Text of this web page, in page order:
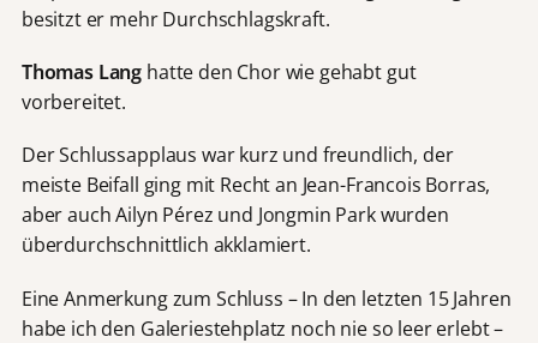
besitzt er mehr Durchschlagskraft.
Thomas Lang hatte den Chor wie gehabt gut
vorbereitet.
Der Schlussapplaus war kurz und freundlich, der
meiste Beifall ging mit Recht an Jean-Francois Borras,
aber auch Ailyn Pérez und Jongmin Park wurden
überdurchschnittlich akklamiert.
Eine Anmerkung zum Schluss – In den letzten 15 Jahren
habe ich den Galeriestehplatz noch nie so leer erlebt –